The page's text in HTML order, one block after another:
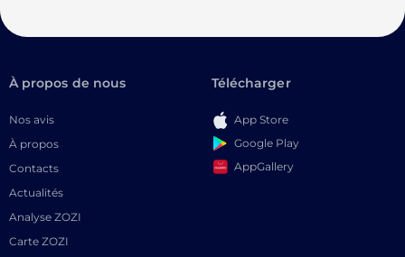
À propos de nous
Nos avis
À propos
Contacts
Actualités
Analyse ZOZI
Carte ZOZI
Télécharger
App Store
Google Play
AppGallery